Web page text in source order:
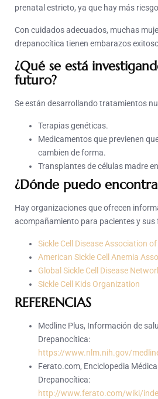
prenatal estricto, ya que hay más
Con cuidados adecuados, muchas
drepanocítica tienen embarazos
¿Qué se está
futuro?
Se están desarrollando tratamientos
Terapias genéticas.
Medicamentos que previenen
cambien de forma.
Transplantes de células madre
¿Dónde puedo
Hay organizaciones que ofrecen
acompañamiento para pacientes y sus
Sickle Cell Disease Association
American Sickle Cell Anemia
Global Sickle Cell Disease
Sickle Cell Kids Organization
REFERENCIAS
Medline Plus, Información de
Drepanocítica:
https://www.nlm.nih.gov/
Ferato.com, Enciclopedia
Drepanocítica:
http://www.ferato.com/wiki/